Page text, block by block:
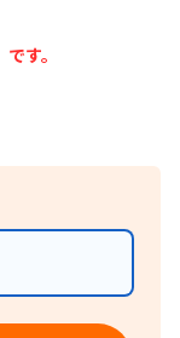
す。